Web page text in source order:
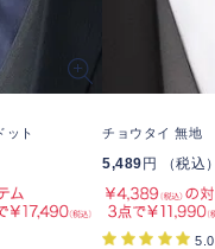
ット チョウタイ 無地
5,489 円 （税込）
5.0